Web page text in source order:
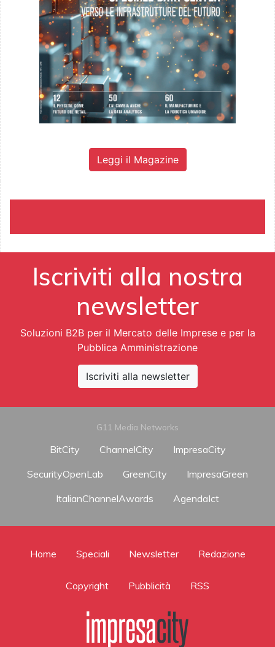
Leggi il Magazine
Iscriviti alla nostra
newsletter
Soluzioni B2B per il Mercato delle Imprese e per la
Pubblica Amministrazione
Iscriviti alla newsletter
G11 Media Networks
BitCity ChannelCity
ImpresaCity
SecurityOpenLab
GreenCity
ImpresaGreen
ItalianChannelAwards
AgendaIct
Home Speciali Newsletter Redazione
Copyright Pubblicità RSS